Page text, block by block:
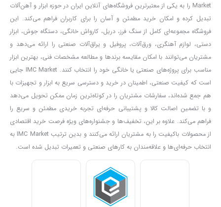
درصد افزایش طول:12 تا 16 درصد
این نوعورق فولادی ۶ میلی‌متری
به‌صورت رول یا برش خورده (شیت) در
کارخانه فولاد مبارکه اصفهان تولید شده و از کیفیت بالایی در ساخت و
ضخامت برخوردار است.
کاربردهای ورق پلیت ۶ میلی‌متری ST37
این پلیت فولادی کاربرد گسترده‌ای در حوزه‌های صنعتی و ساختمانی دارد،
از جمله:
تولیدپروفیل‌های ساختمانی(قوطی، ستونی و…)
نظیر ناودانی، نبشی و سپری
Market را به یکی از معتبرترین فروشگاه‌های آنلاین ایران در حوزه ابزار و آهن‌آلات
تبدیل کرده و امکان خرید مطمئن و آسان را برای کاربران فراهم می‌کند. این
فروشگاه مجموعه‌ای کامل از سنگ فرز، دریل، کارواش خانگی، دستگاه جوش، ابزار
دستی، لوازم آهنگری، ورق‌آلات، پروفیل و یراق‌آلات صنعتی را ارائه می‌دهد و
مشتریان می‌توانند با امکان مقایسه برندها و مطالعه مشخصات فنی، بهترین ابزار
مناسب برای پروژه‌های صنعتی یا خانگی خود را انتخاب کنند. IMC Market جایی
است که کیفیت صنعتی، اطمینان در خرید و دسترسی سریع به ابزار و تجهیزات با
هم جمع شده‌اند، سفارشات مشتریان را در کوتاه‌ترین زمان ممکن تحویل می‌دهد
و با تضمین اصالت کالا و پشتیبانی حرفه‌ای تجربه خریدی مطمئن و سریع را
فراهم می‌کند. علاوه بر این، تخفیف‌ها و جشنواره‌های ویژه فرصت خرید اقتصادی
از محصولات باکیفیت را به مشتریان ارائه می‌کنند و بدین ترتیب IMC Market به
انتخاب حرفه‌ای‌ها و علاقه‌مندان به کارهای صنعتی و تعمیرات تبدیل شده است.